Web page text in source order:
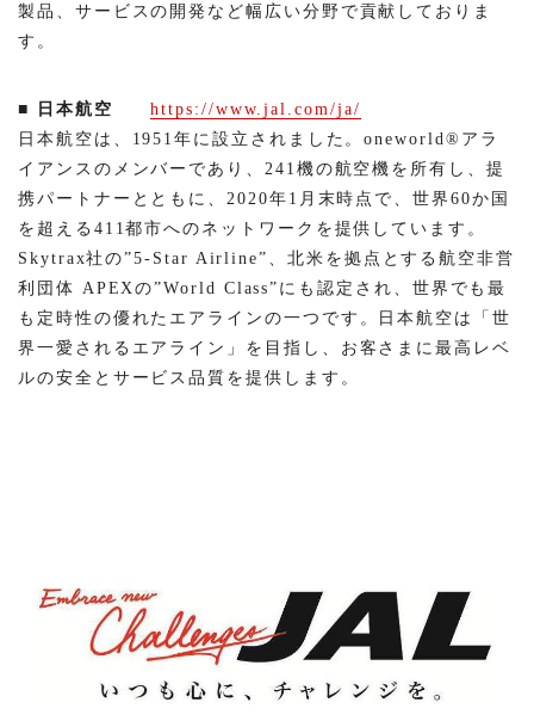
製品、サービスの開発など幅広い分野で貢献しておりま
す。
■ 日本航空https://www.jal.com/ja/
日本航空は、1951年に設立されました。oneworld®アラ
イアンスのメンバーであり、241機の航空機を所有し、提
携パートナーとともに、2020年1月末時点で、世界60か国
を超える411都市へのネットワークを提供しています。
Skytrax社の”5-Star Airline”、北米を拠点とする航空非営
利団体 APEXの”World Class”にも認定され、世界でも最
も定時性の優れたエアラインの一つです。日本航空は「世
界一愛されるエアライン」を目指し、お客さまに最高レベ
ルの安全とサービス品質を提供します。